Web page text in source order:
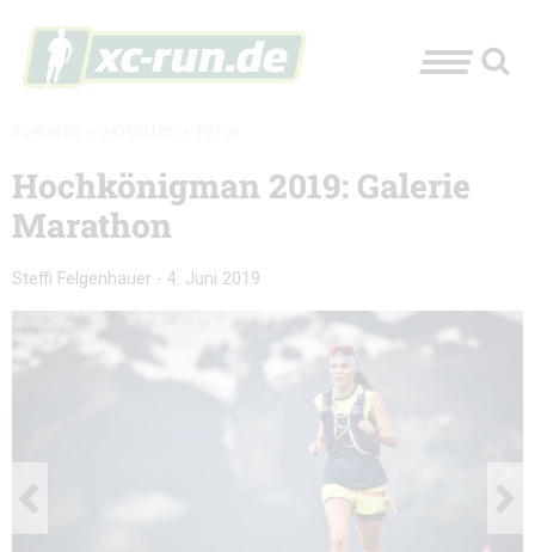
Hochkönigman 2019: Galerie
Marathon
Steffi Felgenhauer - 4. Juni 2019